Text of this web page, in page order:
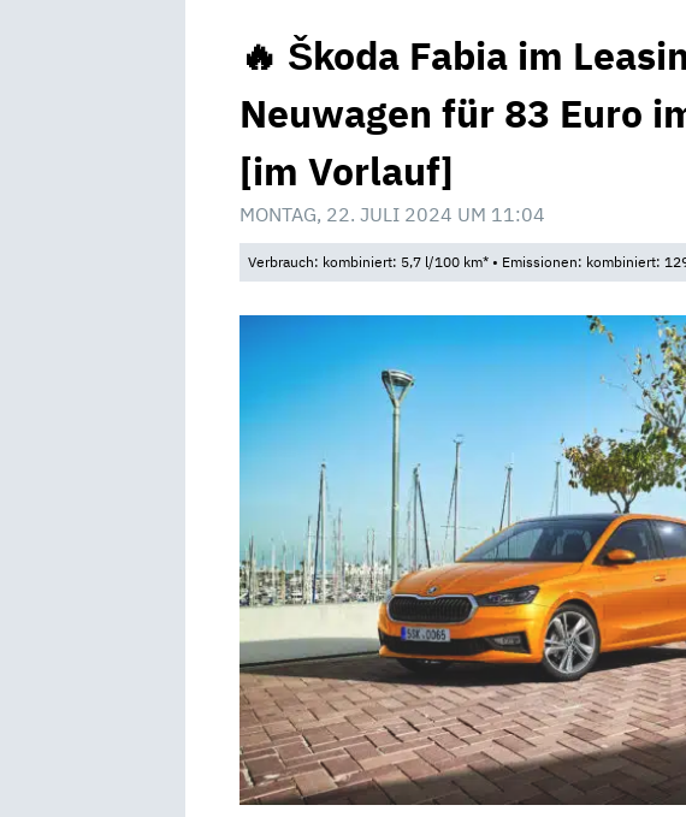
🔥 Škoda Fabia im
Neuwagen für 83 Euro
[im Vorlauf]
MONTAG, 22. JULI 2024 UM 11:04
Verbrauch: kombiniert: 5,7 l/100 km* • Emissionen: kombiniert: